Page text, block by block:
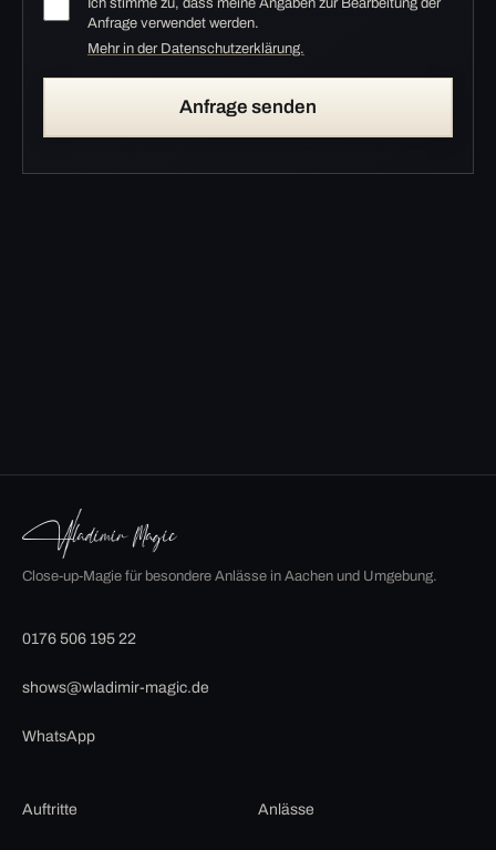
Anfrage verwendet werden.
Mehr in der Datenschutzerklärung.
Anfrage senden
Close-up-Magie für besondere Anlässe in Aachen und Umgebung.
0176 506 195 22
shows@wladimir-magic.de
WhatsApp
Auftritte Anlässe